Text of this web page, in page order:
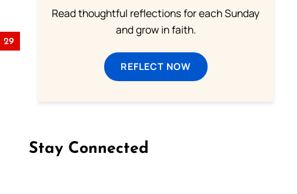
29
Read thoughtful reflections for each Sunday
and grow in faith.
REFLECT NOW
Stay Connected